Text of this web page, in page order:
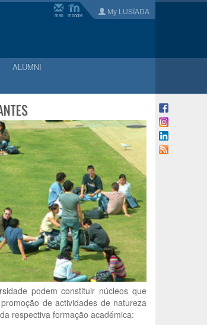
mail moodle My LUSÍADA
ALUMNI
podem constituir núcleos que
de actividades de natureza
respectiva formação académica: